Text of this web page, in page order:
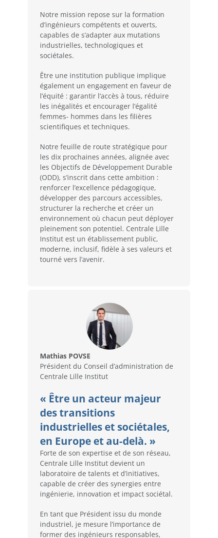
Notre mission repose sur la formation
d’ingénieurs compétents et ouverts,
capables de s’adapter aux mutations
industrielles, technologiques et
sociétales.
Être une institution publique implique
également un engagement en faveur de
l’équité : garantir l’accès à tous, réduire
les inégalités et encourager l’égalité
femmes- hommes dans les filières
scientifiques et techniques.
Notre feuille de route stratégique pour
les dix prochaines années, alignée avec
les Objectifs de Développement Durable
(ODD), s’inscrit dans cette ambition :
renforcer l’excellence pédagogique,
développer des parcours accessibles,
structurer la recherche et créer un
environnement où chacun peut déployer
pleinement son potentiel. Centrale Lille
Institut est un établissement public,
moderne, inclusif, fidèle à ses valeurs et
tourné vers l’avenir.
Mathias POVSE
Président du Conseil d’administration de
Centrale Lille Institut
« Être un acteur majeur
des transitions
industrielles et sociétales,
en Europe et au-delà. »
Forte de son expertise et de son réseau,
Centrale Lille Institut devient un
laboratoire de talents et d’initiatives,
capable de créer des synergies entre
ingénierie, innovation et impact sociétal.
En tant que Président issu du monde
industriel, je mesure l’importance de
former des ingénieurs responsables,